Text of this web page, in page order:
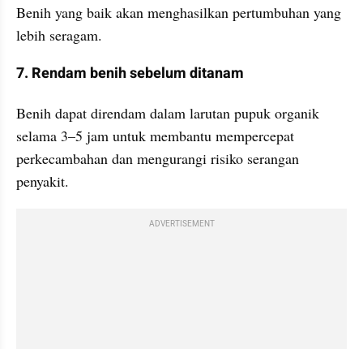
Benih yang baik akan menghasilkan pertumbuhan yang
lebih seragam.
7. Rendam benih sebelum ditanam
Benih dapat direndam dalam larutan pupuk organik
selama 3–5 jam untuk membantu mempercepat
perkecambahan dan mengurangi risiko serangan
penyakit.
ADVERTISEMENT